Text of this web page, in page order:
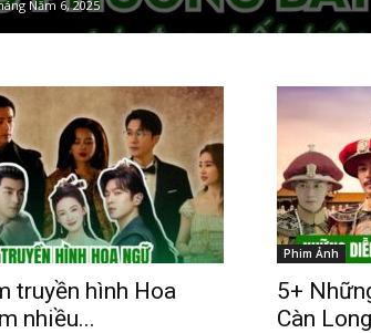
Năm 6, 2025
truyền hình Hoa
nhiều...
Phim Ảnh
5+
Càn